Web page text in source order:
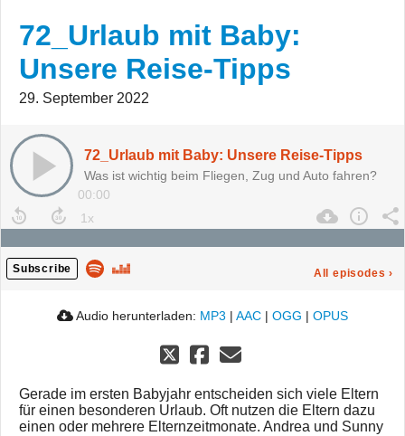
72_Urlaub mit Baby:
Unsere Reise-Tipps
29. September 2022
72_Urlaub mit Baby: Unsere Reise-Tipps
Was ist wichtig beim Fliegen, Zug und Auto fahren?
00:00
Subscribe All episodes ›
Audio herunterladen: MP3 | AAC | OGG | OPUS
Gerade im ersten Babyjahr entscheiden sich viele Eltern
für einen besonderen Urlaub. Oft nutzen die Eltern dazu
einen oder mehrere Elternzeitmonate. Andrea und Sunny